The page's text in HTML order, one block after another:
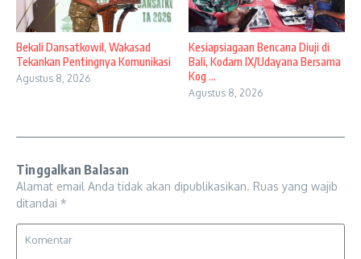
Bekali Dansatkowil, Wakasad
Tekankan Pentingnya Komunikasi
Agustus 8, 2026
Kesiapsiagaan Bencana Diuji di
Bali, Kodam IX/Udayana Bersama
Kog ...
Agustus 8, 2026
Tinggalkan Balasan
Alamat email Anda tidak akan dipublikasikan. Ruas yang wajib
ditandai *